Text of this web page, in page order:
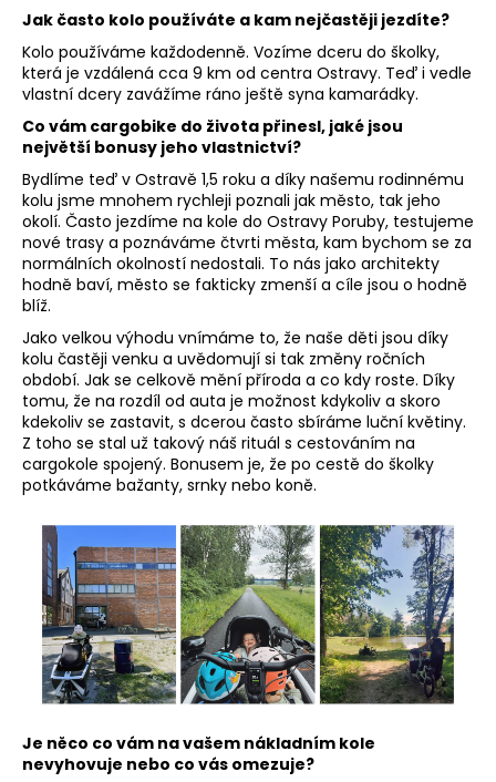
Jak často kolo používáte a kam nejčastěji jezdíte?
Kolo používáme každodenně. Vozíme dceru do školky,
která je vzdálená cca 9 km od centra Ostravy. Teď i vedle
vlastní dcery zavážíme ráno ještě syna kamarádky.
Co vám cargobike do života přinesl, jaké jsou
největší bonusy jeho vlastnictví?
Bydlíme teď v Ostravě 1,5 roku a díky našemu rodinnému
kolu jsme mnohem rychleji poznali jak město, tak jeho
okolí. Často jezdíme na kole do Ostravy Poruby, testujeme
nové trasy a poznáváme čtvrti města, kam bychom se za
normálních okolností nedostali. To nás jako architekty
hodně baví, město se fakticky zmenší a cíle jsou o hodně
blíž.
Jako velkou výhodu vnímáme to, že naše děti jsou díky
kolu častěji venku a uvědomují si tak změny ročních
období. Jak se celkově mění příroda a co kdy roste. Díky
tomu, že na rozdíl od auta je možnost kdykoliv a skoro
kdekoliv se zastavit, s dcerou často sbíráme luční květiny.
Z toho se stal už takový náš rituál s cestováním na
cargokole spojený. Bonusem je, že po cestě do školky
potkáváme bažanty, srnky nebo koně.
Je něco co vám na vašem nákladním kole
nevyhovuje nebo co vás omezuje?